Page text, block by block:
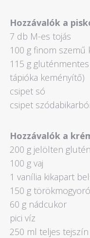
Hozzávalók a
7 db M-es tojás
100 g finom szemű
115 g
tápióka keményítő)
csipet só
csipet
Hozzávalók a
200 g jelölten
100 g vaj
1 vanília kikapart
150 g törökmogyoró
60 g nádcukor
pici víz
250 ml teljes tejszín